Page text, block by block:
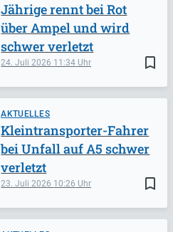
bookmark_border
24. Juli 2026 11:34
Jährige rennt bei Rot
über Ampel und wird
schwer verletzt
AKTUELLES
bookmark_border
23. Juli 2026 10:26
Kleintransporter-Fahrer
bei Unfall auf A5 schwer
verletzt